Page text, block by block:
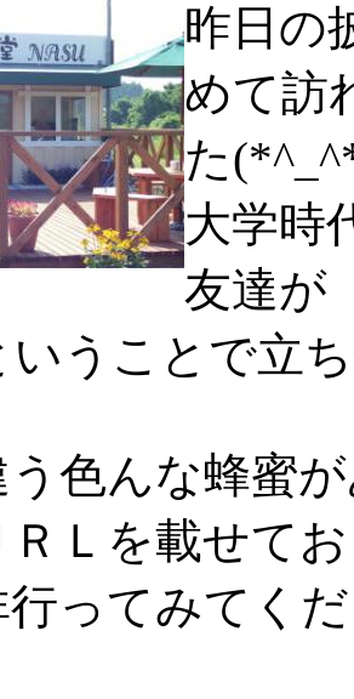
昨日の
めて訪
た
大学時
友達が
いうことで立
う色んな蜂蜜
ＲＬを載せて
行ってみてく